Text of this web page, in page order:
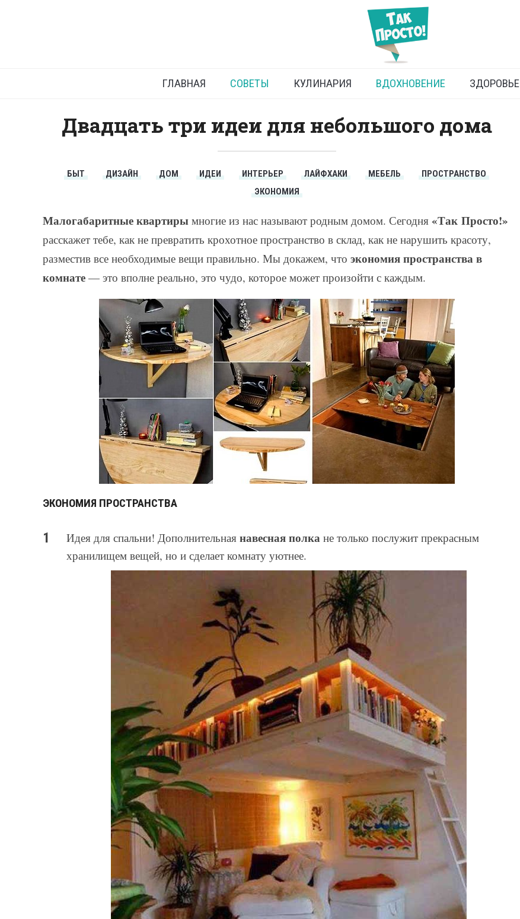
Экономия пространства
ГЛАВНАЯ СОВЕТЫ КУЛИНАРИЯ ВДОХНОВЕНИЕ ЗДОРОВЬЕ
Двадцать три идеи для небольшого дома
БЫТ ДИЗАЙН ДОМ ИДЕИ ИНТЕРЬЕР ЛАЙФХАКИ МЕБЕЛЬ
ПРОСТРАНСТВО
ЭКОНОМИЯ
Малогабаритные квартиры многие из нас называют родным домом. Сегодня «Так Просто!»
расскажет тебе, как не превратить крохотное пространство в склад, как не нарушить красоту,
разместив все необходимые вещи правильно. Мы докажем, что экономия пространства в
комнате — это вполне реально, это чудо, которое может произойти с каждым.
ЭКОНОМИЯ ПРОСТРАНСТВА
Идея для спальни! Дополнительная навесная полка не только послужит прекрасным
хранилищем вещей, но и сделает комнату уютнее.